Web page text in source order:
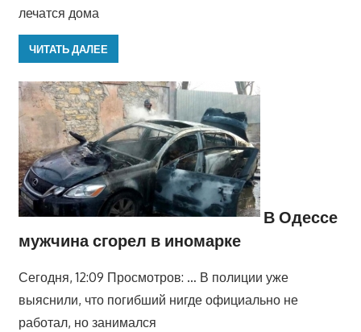
лечатся дома
ЧИТАТЬ ДАЛЕЕ
В Одессе
мужчина сгорел в иномарке
Сегодня, 12:09 Просмотров: … В полиции уже
выяснили, что погибший нигде официально не
работал, но занимался